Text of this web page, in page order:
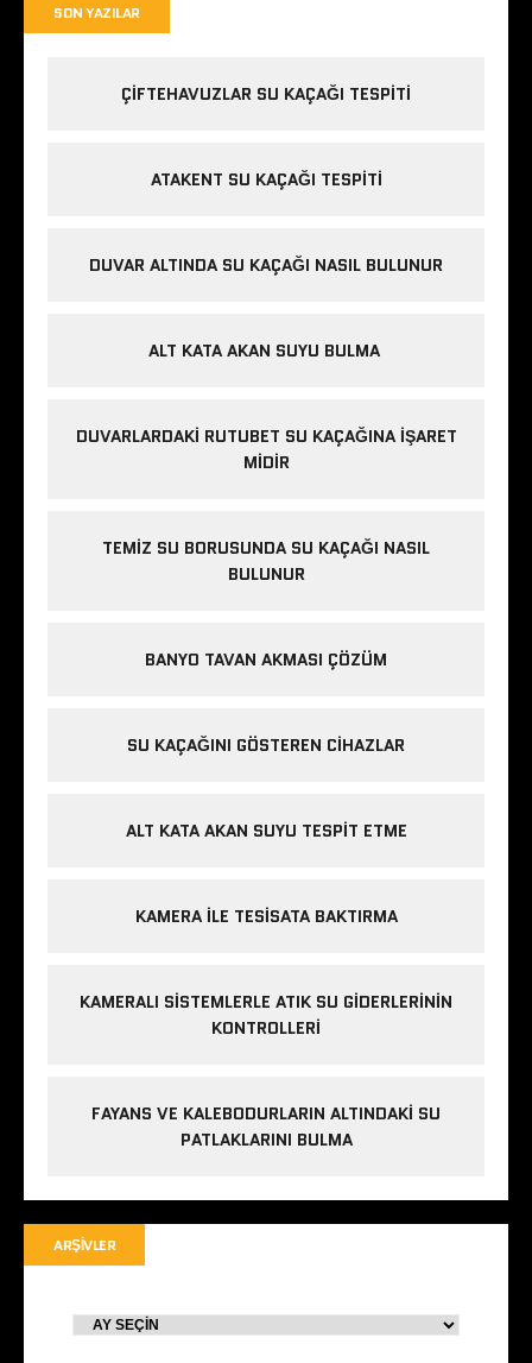
SON YAZILAR
ÇIFTEHAVUZLAR SU KAÇAĞI TESPITI
ATAKENT SU KAÇAĞI TESPITI
DUVAR ALTINDA SU KAÇAĞI NASIL BULUNUR
ALT KATA AKAN SUYU BULMA
DUVARLARDAKI RUTUBET SU KAÇAĞINA İŞARET
MIDIR
TEMIZ SU BORUSUNDA SU KAÇAĞI NASIL
BULUNUR
BANYO TAVAN AKMASI ÇÖZÜM
SU KAÇAĞINI GÖSTEREN CIHAZLAR
ALT KATA AKAN SUYU TESPIT ETME
KAMERA ILE TESISATA BAKTIRMA
KAMERALI SISTEMLERLE ATIK SU GIDERLERININ
KONTROLLERI
FAYANS VE KALEBODURLARIN ALTINDAKI SU
PATLAKLARINI BULMA
ARŞIVLER